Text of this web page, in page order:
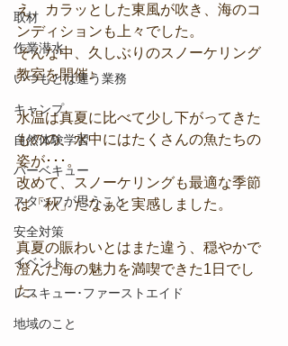
取材
作業潜水
いつもとは違う業務
キャンプ
自然体験学習
バーベキュー
スタッフが思うこと
安全対策
イベント
レスキュー･ファーストエイド
地域のこと
え、カラッとした東風が吹き、海のコ
ンディションも上々でした。
そんな中、久しぶりのスノーケリング
教室を開催♪
水温は真夏に比べて少し下がってきた
ものの、水中にはたくさんの魚たちの
姿が･･･。
改めて、スノーケリングも最適な季節
は「秋」だなぁと実感しました。
真夏の賑わいとはまた違う、穏やかで
澄んだ海の魅力を満喫できた1日でし
た。